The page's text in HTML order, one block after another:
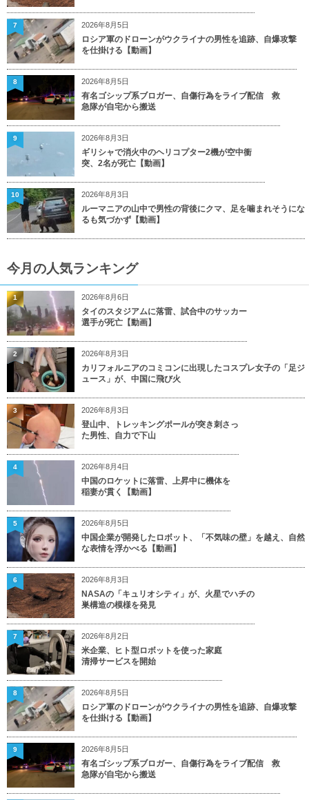
2026年8月5日
ロシア軍のドローンがウクライナの男性を追跡、自爆攻撃
を仕掛ける【動画】
7
2026年8月5日
有名ゴシップ系ブロガー、自傷行為をライブ配信 救
急隊が自宅から搬送
8
2026年8月3日
ギリシャで消火中のヘリコプター2機が空中衝
突、2名が死亡【動画】
9
2026年8月3日
ルーマニアの山中で男性の背後にクマ、足を噛まれそうにな
るも気づかず【動画】
10
今月の人気ランキング
2026年8月6日
タイのスタジアムに落雷、試合中のサッカー
選手が死亡【動画】
1
2026年8月3日
カリフォルニアのコミコンに出現したコスプレ女子の「足ジ
ュース」が、中国に飛び火
2
2026年8月3日
登山中、トレッキングポールが突き刺さっ
た男性、自力で下山
3
2026年8月4日
中国のロケットに落雷、上昇中に機体を
稲妻が貫く【動画】
4
2026年8月5日
中国企業が開発したロボット、「不気味の壁」を越え、自然
な表情を浮かべる【動画】
5
2026年8月3日
NASAの「キュリオシティ」が、火星でハチの
巣構造の模様を発見
6
2026年8月2日
米企業、ヒト型ロボットを使った家庭
清掃サービスを開始
7
2026年8月5日
ロシア軍のドローンがウクライナの男性を追跡、自爆攻撃
を仕掛ける【動画】
8
2026年8月5日
有名ゴシップ系ブロガー、自傷行為をライブ配信 救
急隊が自宅から搬送
9